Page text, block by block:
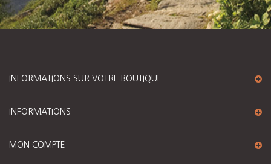
INFORMATIONS SUR VOTRE BOUTIQUE
INFORMATIONS
MON COMPTE